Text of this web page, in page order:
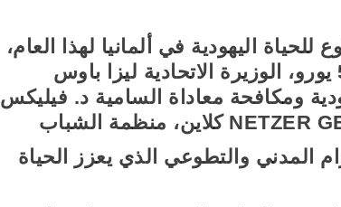
وقدمت الجائزة، التي تبلغ قيمتها 5000 يورو، الوزيرة الاتحادية ليزا باوس
ومكافحة معاداة السامية د. فيليكس